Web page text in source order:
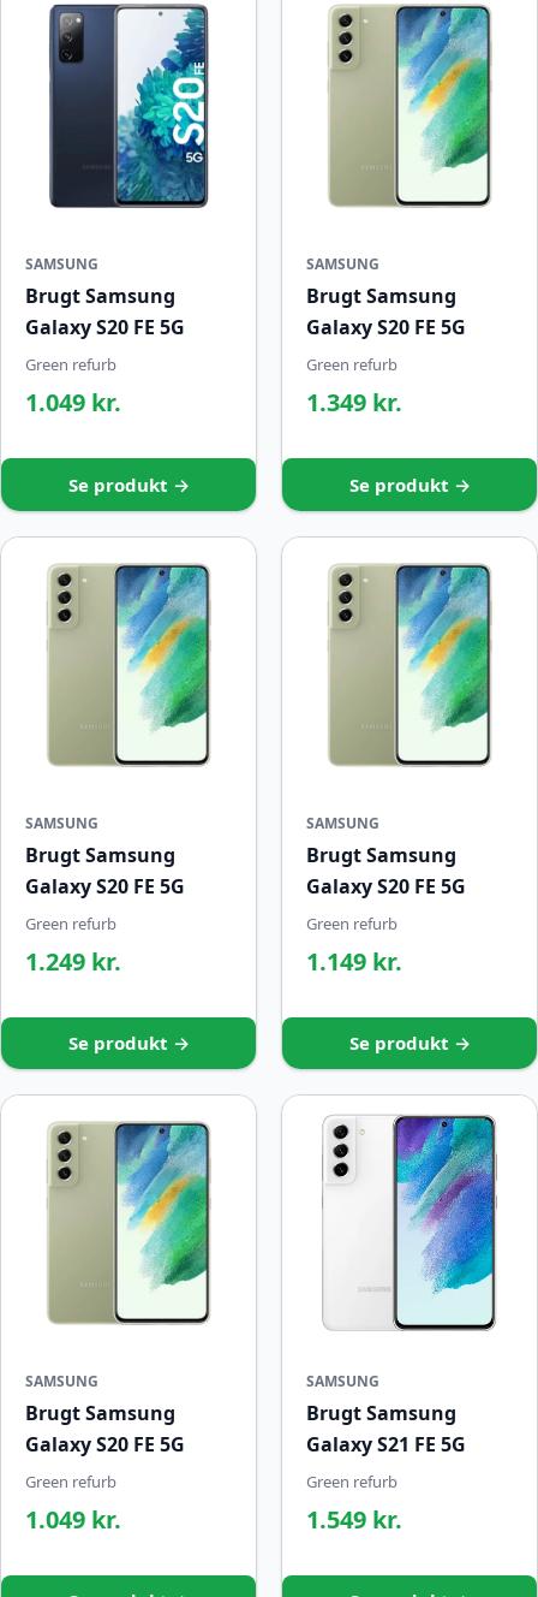
SAMSUNG
Brugt Samsung
Galaxy S20 FE 5G
Green refurb
1.049 kr.
Se produkt →
SAMSUNG
Brugt Samsung
Galaxy S20 FE 5G
Green refurb
1.349 kr.
Se produkt →
SAMSUNG
Brugt Samsung
Galaxy S20 FE 5G
Green refurb
1.249 kr.
Se produkt →
SAMSUNG
Brugt Samsung
Galaxy S20 FE 5G
Green refurb
1.149 kr.
Se produkt →
SAMSUNG
Brugt Samsung
Galaxy S20 FE 5G
Green refurb
1.049 kr.
SAMSUNG
Brugt Samsung
Galaxy S21 FE 5G
Green refurb
1.549 kr.